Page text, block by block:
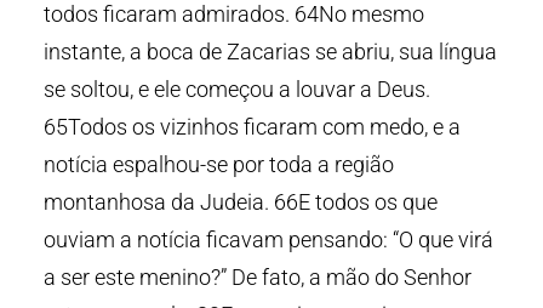
todos ficaram admirados. 64No mesmo
instante, a boca de Zacarias se abriu, sua língua
se soltou, e ele começou a louvar a Deus.
65Todos os vizinhos ficaram com medo, e a
notícia espalhou-se por toda a região
montanhosa da Judeia. 66E todos os que
ouviam a notícia ficavam pensando: “O que virá
a ser este menino?” De fato, a mão do Senhor